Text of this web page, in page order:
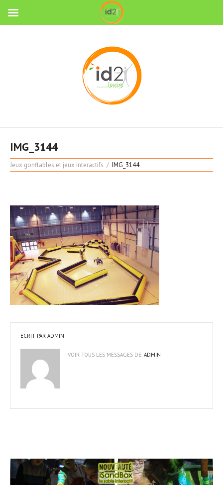
IMG_3144
Jeux gonflables et jeux interactifs IMG_3144
ÉCRIT PAR ADMIN
VOIR TOUS LES MESSAGES DE: ADMIN